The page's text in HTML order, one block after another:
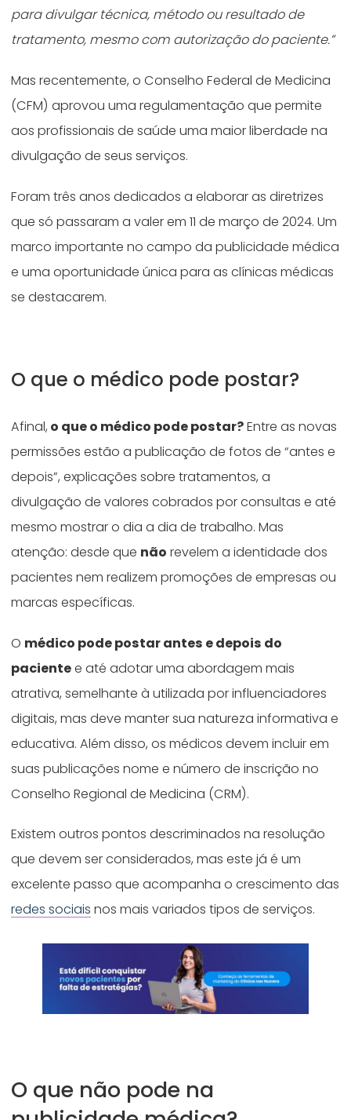
para divulgar técnica, método ou resultado de
tratamento, mesmo com autorização do paciente.”
Mas recentemente, o Conselho Federal de Medicina
(CFM) aprovou uma regulamentação que permite
aos profissionais de saúde uma maior liberdade na
divulgação de seus serviços.
Foram três anos dedicados a elaborar as diretrizes
que só passaram a valer em 11 de março de 2024. Um
marco importante no campo da publicidade médica
e uma oportunidade única para as clínicas médicas
se destacarem.
O que o médico pode postar?
Afinal,o que o médico pode postar?Entre as novas
permissões estão a publicação de fotos de “antes e
depois”, explicações sobre tratamentos, a
divulgação de valores cobrados por consultas e até
mesmo mostrar o dia a dia de trabalho. Mas
atenção: desde que não revelem a identidade dos
pacientes nem realizem promoções de empresas ou
marcas específicas.
O médico pode postar antes e depois do
pacientee até adotar uma abordagem mais
atrativa, semelhante à utilizada por influenciadores
digitais, mas deve manter sua natureza informativa e
educativa. Além disso, os médicos devem incluir em
suas publicações nome e número de inscrição no
Conselho Regional de Medicina (CRM).
Existem outros pontos descriminados na resolução
que devem ser considerados, mas este já é um
excelente passo que acompanha o crescimento das
redes sociais nos mais variados tipos de serviços.
O que não pode na